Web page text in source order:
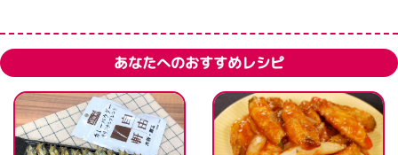
あなたへのおすすめレシピ